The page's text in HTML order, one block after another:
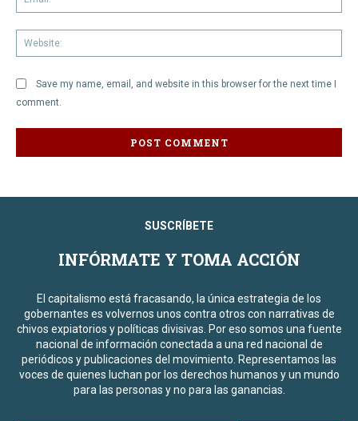
Save my name, email, and website in this browser for the next time I
comment.
SUSCRÍBETE
INFÓRMATE Y TOMA ACCIÓN
El capitalismo está fracasando, la única estrategia de los
gobernantes es volvernos unos contra otros con narrativas de
chivos expiatorios y políticas divisivas. Por eso somos una fuente
nacional de información conectada a una red nacional de
periódicos y publicaciones del movimiento. Representamos las
voces de quienes luchan por los derechos humanos y un mundo
para las personas y no para las ganancias.